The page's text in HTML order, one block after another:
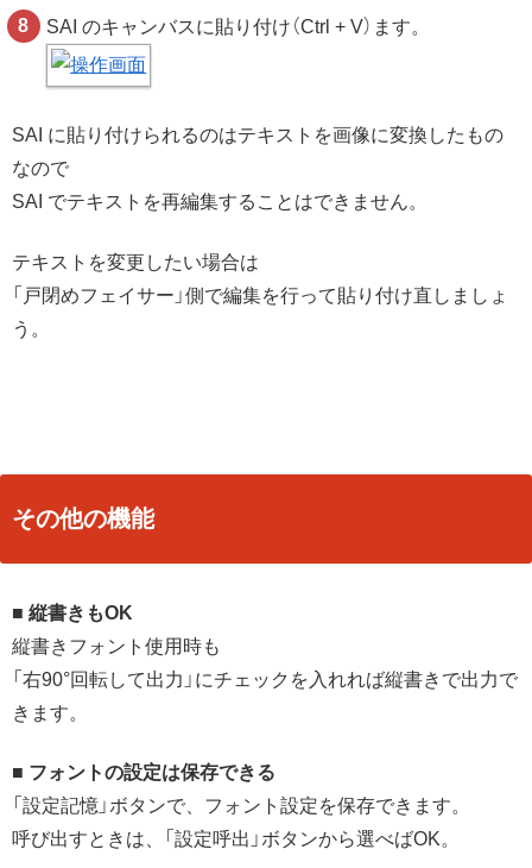
SAI のキャンバスに貼り付け（Ctrl + V）ます。
SAI に貼り付けられるのはテキストを画像に変換したもの
なので
SAI でテキストを再編集することはできません。
テキストを変更したい場合は
「戸閉めフェイサー」側で編集を行って貼り付け直しましょ
う。
その他の機能
■ 縦書きもOK
縦書きフォント使用時も
「右90°回転して出力」にチェックを入れれば縦書きで出力で
きます。
■ フォントの設定は保存できる
「設定記憶」ボタンで、フォント設定を保存できます。
呼び出すときは、「設定呼出」ボタンから選べばOK。